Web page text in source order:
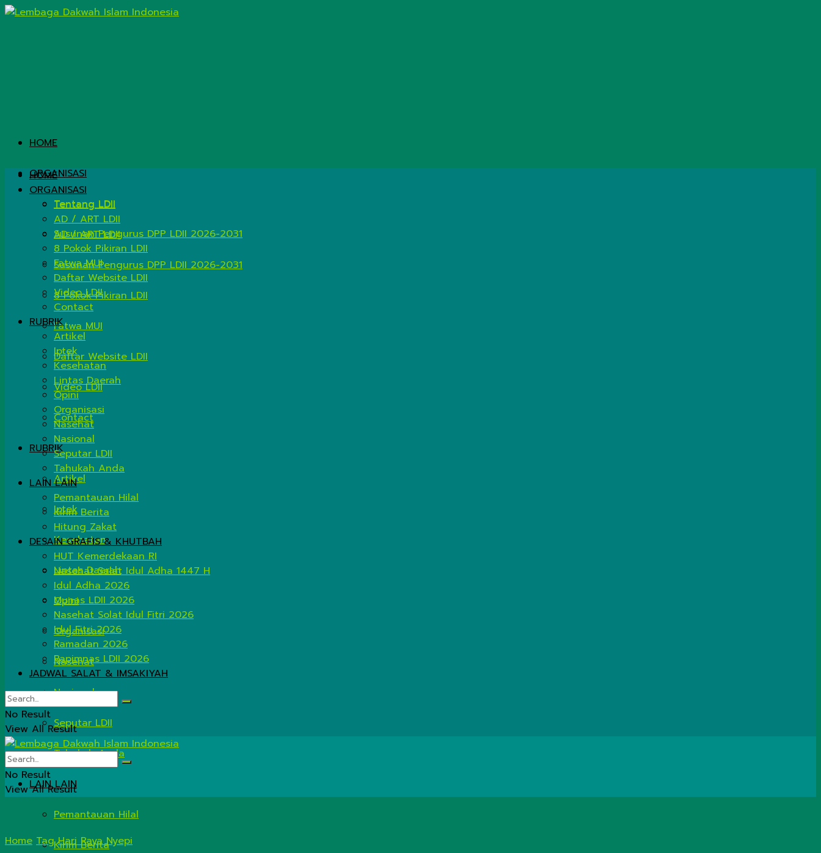
HOME
ORGANISASI
Tentang LDII
AD / ART LDII
Susunan Pengurus DPP LDII 2026-2031
8 Pokok Pikiran LDII
Fatwa MUI
Daftar Website LDII
Video LDII
Contact
RUBRIK
Artikel
Iptek
Kesehatan
Lintas Daerah
Opini
Organisasi
Nasehat
Nasional
Seputar LDII
Tahukah Anda
LAIN LAIN
Pemantauan Hilal
Kirim Berita
HOME
ORGANISASI
Tentang LDII
AD / ART LDII
Susunan Pengurus DPP LDII 2026-2031
8 Pokok Pikiran LDII
Fatwa MUI
Daftar Website LDII
Video LDII
Contact
RUBRIK
Artikel
Iptek
Kesehatan
Lintas Daerah
Opini
Organisasi
Nasehat
Nasional
Seputar LDII
Tahukah Anda
LAIN LAIN
Pemantauan Hilal
Kirim Berita
Hitung Zakat
DESAIN GRAFIS & KHUTBAH
HUT Kemerdekaan RI
Nasehat Salat Idul Adha 1447 H
Idul Adha 2026
Munas LDII 2026
Nasehat Solat Idul Fitri 2026
Idul Fitri 2026
Ramadan 2026
Rapimnas LDII 2026
JADWAL SALAT & IMSAKIYAH
No Result
View All Result
No Result
View All Result
Home Tag Hari Raya Nyepi